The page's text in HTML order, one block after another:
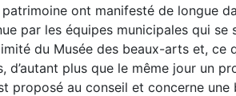
ont manifesté de longue
par les équipes municipales qui
du Musée des beaux-arts et, ce
d’autant plus que le même jour un
proposé au conseil et concerne